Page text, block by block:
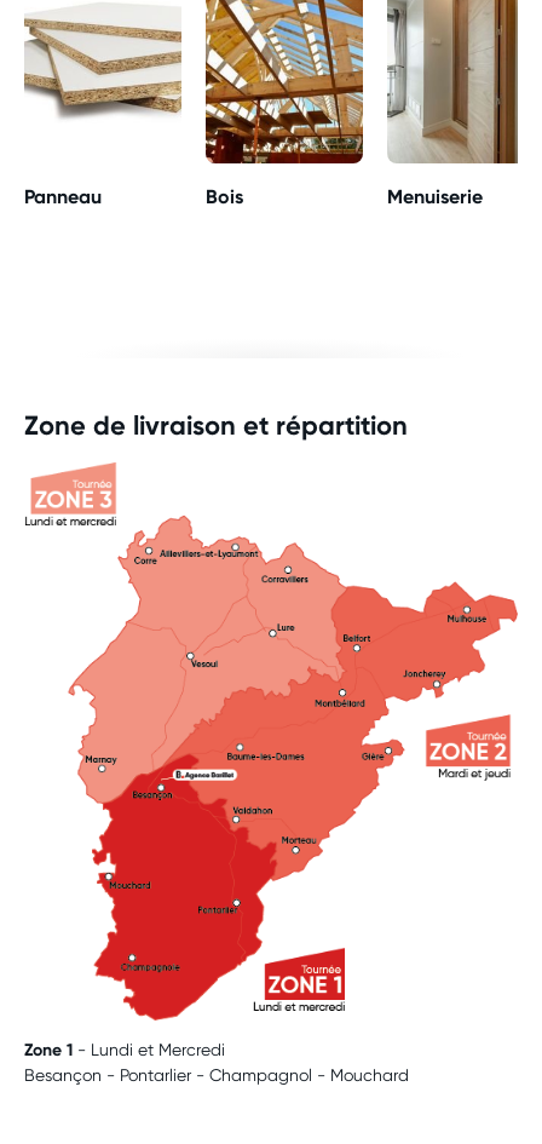
Panneau Bois Menuiserie
Zone de livraison et répartition
Zone 1 - Lundi et Mercredi
Besançon - Pontarlier - Champagnol - Mouchard